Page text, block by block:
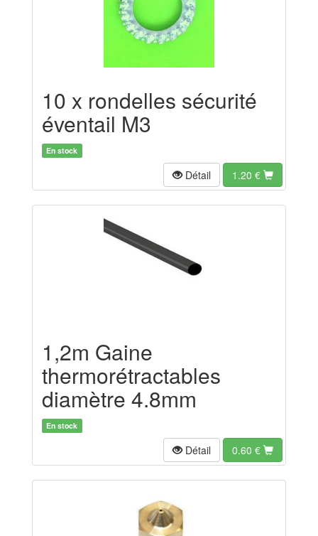
10 x rondelles sécurité
éventail M3
En stock
Détail 1.20 €
1,2m Gaine
thermorétractables
diamètre 4.8mm
En stock
Détail 0.60 €